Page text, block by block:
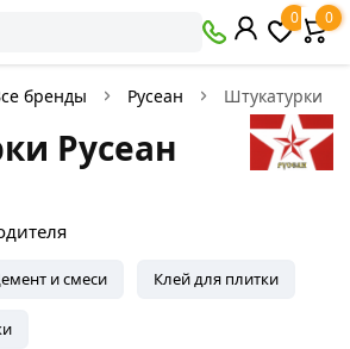
0 0
бренды Русеан Штукатурки
Русеан
и смеси Клей для плитки